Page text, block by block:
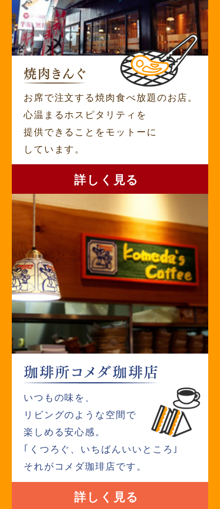
お席で注文する焼肉食べ放題のお店。
心温まるホスピタリティを
提供できることをモットーに
しています。
詳しく見る
いつもの味を、
リビングのような空間で
楽しめる安心感。
｢くつろぐ、いちばんいいところ｣
それがコメダ珈琲店です。
詳しく見る